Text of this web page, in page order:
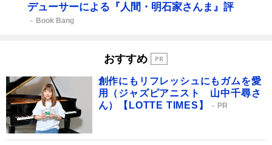
デューサーによる『人間・明石家さんま』評
Book Bang
おすすめ
創作にもリフレッシュにもガムを愛
用（ジャズピアニスト 山中千尋さ
ん）【LOTTE TIMES】
PR